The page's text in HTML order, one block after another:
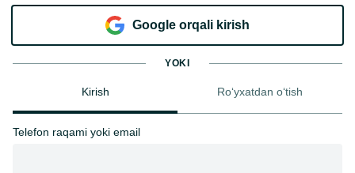
Goo​g​le orqali kirish
YOKI
Kirish Ro‘yxatdan o‘tish
Telefon raqami yoki email